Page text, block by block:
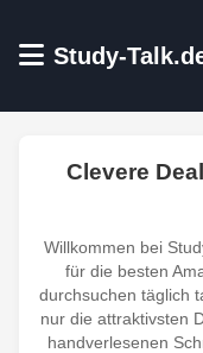
Study-
Clevere
Willkommen bei
für die besten
durchsuchen täglich
nur die attraktivsten
handverlesenen